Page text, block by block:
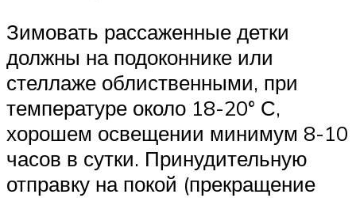
Зимовать рассаженные детки
должны на подоконнике или
стеллаже облиственными, при
температуре около 18-20° С,
хорошем освещении минимум 8-10
часов в сутки. Принудительную
отправку на покой (прекращение